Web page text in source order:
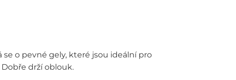
o pevné gely, které jsou ideální pro
drží oblouk.